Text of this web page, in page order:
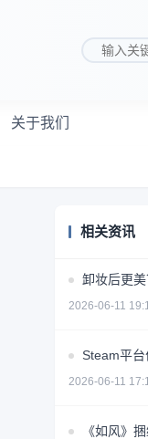
搜索关键
关于我们
相关资讯
卸妆后更
2026-06-11
Steam平
2026-06-11
《如风》